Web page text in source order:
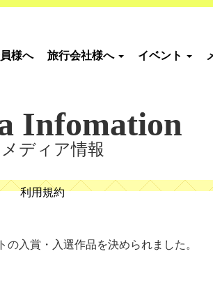
様へ 旅行会社様へ イベント
Infomation
メディア情報
利用規約
入賞・入選作品を決められました。